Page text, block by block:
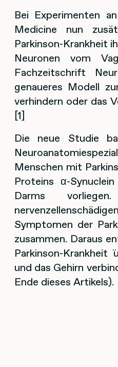
Bei Experimenten
Medicine nun
Parkinson-Krankheit
Neuronen vom
Fachzeitschrift
genaueres Modell
verhindern oder das
[1]
Die neue Studie
Menschen mit
Proteins α-
Darms
Symptomen der
zusammen. Daraus
Parkinson-Krankheit
und das Gehirn
Ende dieses Artikels).